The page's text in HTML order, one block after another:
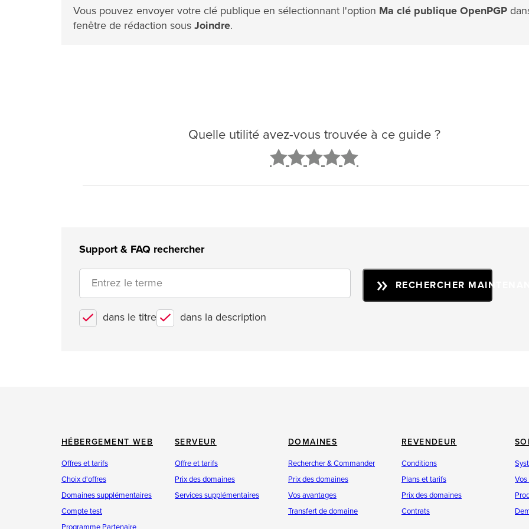
Vous pouvez envoyer votre clé publique en sélectionnant l'option Ma clé publique OpenPGP
fenêtre de rédaction sous Joindre.
Quelle utilité avez-vous trouvée à ce guide ?
Support & FAQ rechercher
dans le titre dans la description
RECHERCHER
HÉBERGEMENT WEB
Offres et tarifs
Choix d'offres
Domaines supplémentaires
Compte test
SERVEUR
Offre et tarifs
Prix des domaines
Services supplémentaires
DOMAINES
Rechercher & Commander
Prix des domaines
Vos avantages
Transfert de domaine
REVENDEUR
Conditions
Plans et tarifs
Prix des domaines
Contrats